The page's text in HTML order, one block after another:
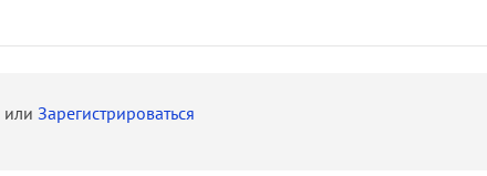
или Зарегистрироваться